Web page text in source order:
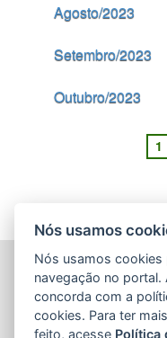
Agosto/2023
Setembro/2023
Outubro/2023
1
FUNDAÇÃO DE
ESTADO DO
R. Marília de Rezende
301, Ed. Fausto
Nós usamos
Nós usamos cookies
navegação no
concorda com a
cookies. Para ter
feito, acesse Política